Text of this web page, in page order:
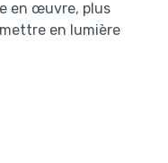
en œuvre, plus
en lumière